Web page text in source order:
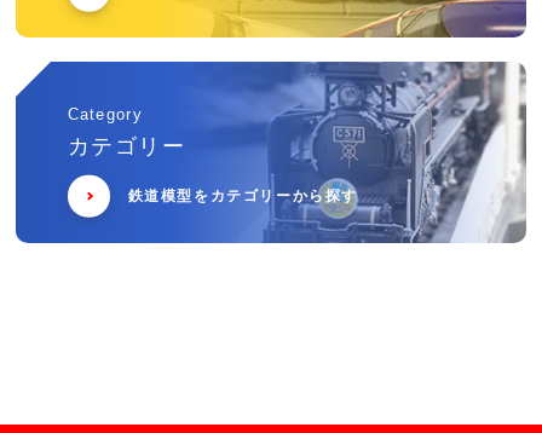
Category
カテゴリー
鉄道模型をカテゴリーから探す